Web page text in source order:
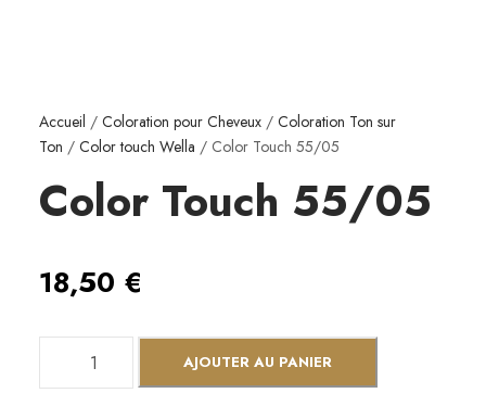
Accueil / Coloration pour Cheveux / Coloration Ton sur
Ton / Color touch Wella / Color Touch 55/05
Color Touch 55/05
18,50 €
AJOUTER AU PANIER